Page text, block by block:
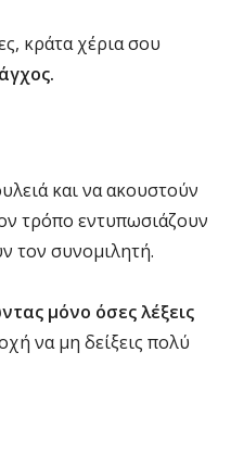
κράτα χέρια σου
και να ακουστούν
τρόπο εντυπωσιάζουν
τον συνομιλητή.
μόνο όσες λέξεις
να μη δείξεις πολύ